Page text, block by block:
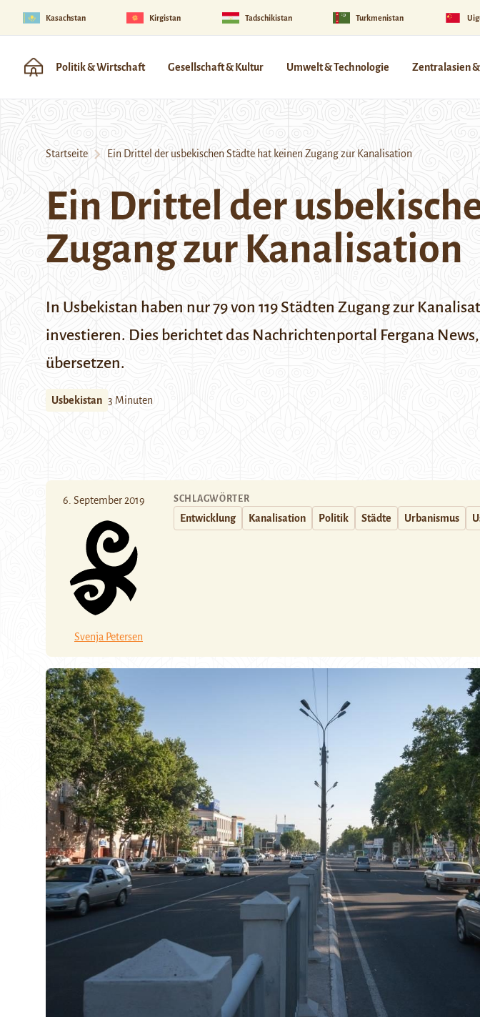
Kasachstan Kirgistan Tadschikistan Turkmenistan
Politik & Wirtschaft Gesellschaft & Kultur Umwelt & Technologie Zentralasien
Startseite Ein Drittel der usbekischen Städte hat keinen Zugang zur Kanalisation
Ein Drittel der
Zugang zur Kanalisation
In Usbekistan haben nur 79 von 119 Städten Zugang zur
investieren. Dies berichtet das Nachrichtenportal Fergana News
übersetzen.
Usbekistan 3 Minuten
6. September 2019
Svenja Petersen
SCHLAGWÖRTER
Entwicklung Kanalisation Politik Städte Urbanismus